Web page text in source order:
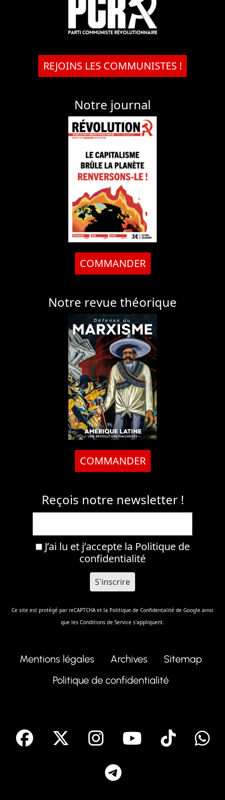
REJOINS LES COMMUNISTES !
Notre journal
COMMANDER
Notre revue théorique
COMMANDER
Reçois notre newsletter !
J’ai lu et j’accepte la Politique de
confidentialité
Ce site est protégé par reCAPTCHA et la Politique de Confidentalité de Google ainsi
que les Conditions de Service s'appliquent.
Mentions légales Archives
Sitemap
Politique de confidentialité
facebook Instagram
Youtube
Tik